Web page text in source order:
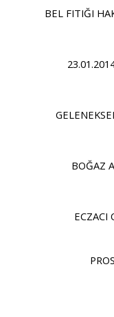
BEL FITIĞI
BOĞAZ
ECZACI